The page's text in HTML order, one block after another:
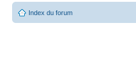
Index du forum